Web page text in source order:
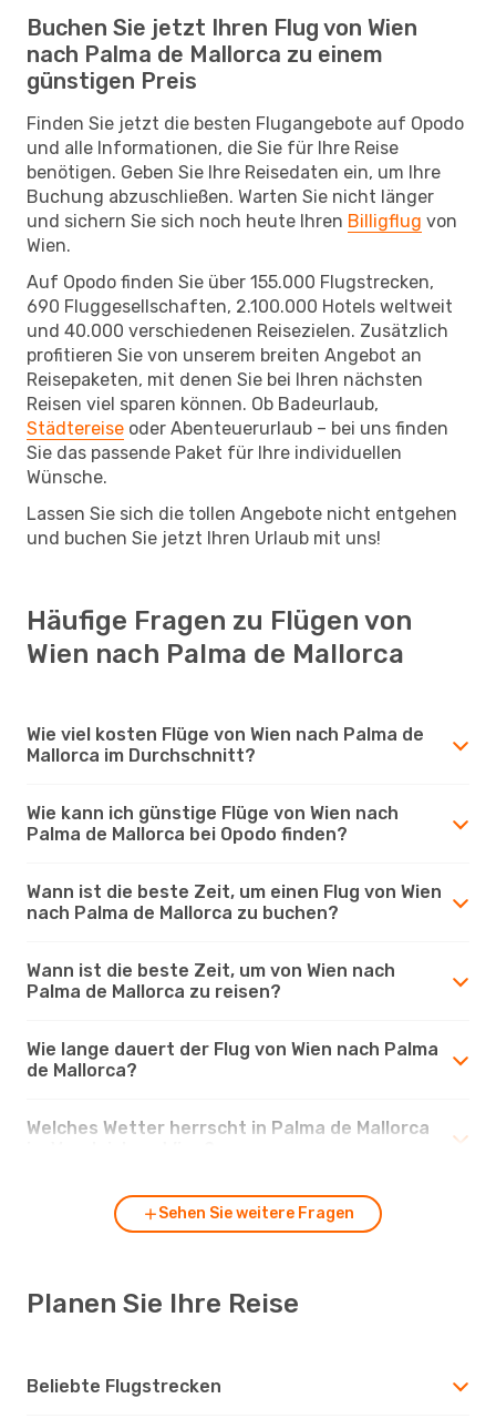
Buchen Sie jetzt Ihren Flug von Wien
nach Palma de Mallorca zu einem
günstigen Preis
Finden Sie jetzt die besten Flugangebote auf Opodo
und alle Informationen, die Sie für Ihre Reise
benötigen. Geben Sie Ihre Reisedaten ein, um Ihre
Buchung abzuschließen. Warten Sie nicht länger
und sichern Sie sich noch heute Ihren Billigflug von
Wien.
Auf Opodo finden Sie über 155.000 Flugstrecken,
690 Fluggesellschaften, 2.100.000 Hotels weltweit
und 40.000 verschiedenen Reisezielen. Zusätzlich
profitieren Sie von unserem breiten Angebot an
Reisepaketen, mit denen Sie bei Ihren nächsten
Reisen viel sparen können. Ob Badeurlaub,
Städtereise oder Abenteuerurlaub – bei uns finden
Sie das passende Paket für Ihre individuellen
Wünsche.
Lassen Sie sich die tollen Angebote nicht entgehen
und buchen Sie jetzt Ihren Urlaub mit uns!
Häufige Fragen zu Flügen von
Wien nach Palma de Mallorca
Wie viel kosten Flüge von Wien nach Palma de
Mallorca im Durchschnitt?
Wie kann ich günstige Flüge von Wien nach
Palma de Mallorca bei Opodo finden?
Wann ist die beste Zeit, um einen Flug von Wien
nach Palma de Mallorca zu buchen?
Wann ist die beste Zeit, um von Wien nach
Palma de Mallorca zu reisen?
Wie lange dauert der Flug von Wien nach Palma
de Mallorca?
Welches Wetter herrscht in Palma de Mallorca
Sehen Sie weitere Fragen
Planen Sie Ihre Reise
Beliebte Flugstrecken